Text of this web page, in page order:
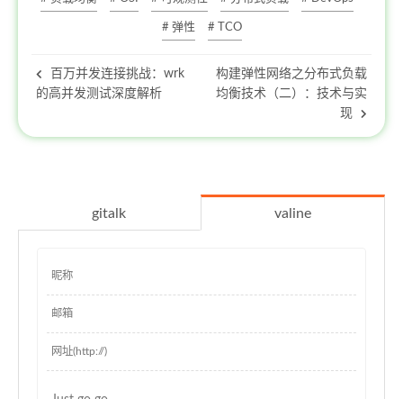
# 弹性 # TCO
百万并发连接挑战：wrk
的高并发测试深度解析
构建弹性网络之分布式负载
均衡技术（二）：技术与实
现
gitalk valine